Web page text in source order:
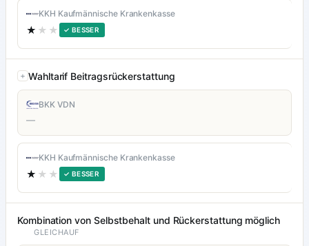
KKH Kaufmännische Krankenkasse
★ ★★ ✓ BESSER
Wahltarif Beitragsrückerstattung
BKK VDN
—
KKH Kaufmännische Krankenkasse
★ ★★ ✓ BESSER
Kombination von Selbstbehalt und Rückerstattung möglich
GLEICHAUF